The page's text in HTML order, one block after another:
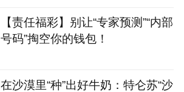
【责任福彩】别让“专家预测”“内部
号码”掏空你的钱包！
在沙漠里“种”出好牛奶：特仑苏“沙